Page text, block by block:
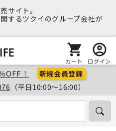
サイト。
するツクイのグループ会社が
カート ログイン
OFF！ 新規会員登録
（平日10:00～16:00）